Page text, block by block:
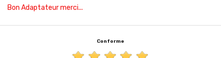
Bon Adaptateur merci...
Conforme